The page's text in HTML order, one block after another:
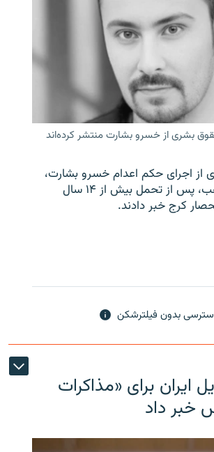
بشری از خسرو بشارت منتشر کرده‌اند
از اجرای حکم اعدام خسرو بشارت،
زندانی کُرد سنی‌مذهب، پس از تحمل بیش از ۱۴ سال
کرج خبر دادند.
بدون فیلترشکن
ایران برای «مذاکرات
خبر داد